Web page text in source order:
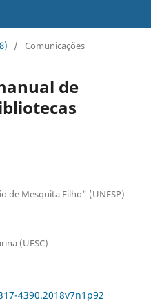
/ Comunicações
de
de Mesquita Filho" (UNESP)
(UFSC)
4390.2018v7n1p92